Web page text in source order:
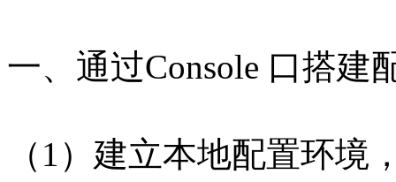
一、通过Console 口搭建
（1）建立本地配置环